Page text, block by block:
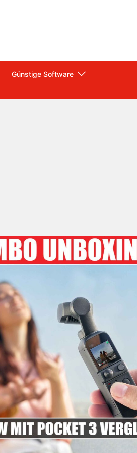
Günstige Software